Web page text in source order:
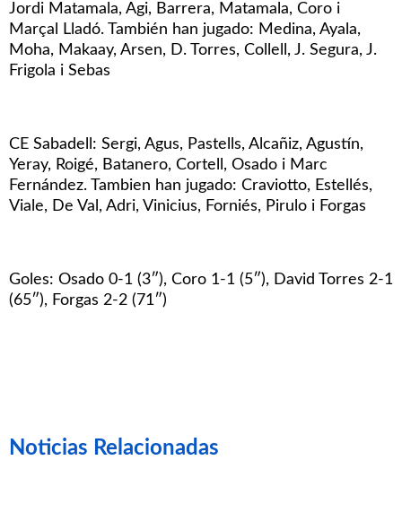
Jordi Matamala, Agi, Barrera, Matamala, Coro i
Marçal Lladó. También han jugado: Medina, Ayala,
Moha, Makaay, Arsen, D. Torres, Collell, J. Segura, J.
Frigola i Sebas
CE Sabadell: Sergi, Agus, Pastells, Alcañiz, Agustín,
Yeray, Roigé, Batanero, Cortell, Osado i Marc
Fernández. Tambien han jugado: Craviotto, Estellés,
Viale, De Val, Adri, Vinicius, Forniés, Pirulo i Forgas
Goles: Osado 0-1 (3″), Coro 1-1 (5″), David Torres 2-1
(65″), Forgas 2-2 (71″)
Noticias Relacionadas